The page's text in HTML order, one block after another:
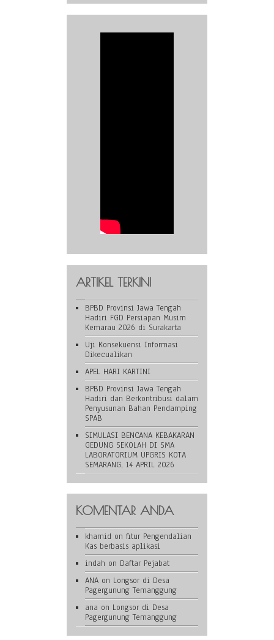
ARTIKEL TERKINI
BPBD Provinsi Jawa Tengah
Hadiri FGD Persiapan Musim
Kemarau 2026 di Surakarta
Uji Konsekuensi Informasi
Dikecualikan
APEL HARI KARTINI
BPBD Provinsi Jawa Tengah
Hadiri dan Berkontribusi dalam
Penyusunan Bahan Pendamping
SPAB
SIMULASI BENCANA KEBAKARAN
GEDUNG SEKOLAH DI SMA
LABORATORIUM UPGRIS KOTA
SEMARANG, 14 APRIL 2026
KOMENTAR ANDA
khamid on fitur Pengendalian
Kas berbasis aplikasi
indah on Daftar Pejabat
ANA on Longsor di Desa
Pagergunung Temanggung
ana on Longsor di Desa
Pagergunung Temanggung